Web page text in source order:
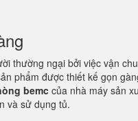
thường ngại bởi việc vận
phẩm được thiết kế gọn
bemc của nhà máy sản
và sử dụng tủ.